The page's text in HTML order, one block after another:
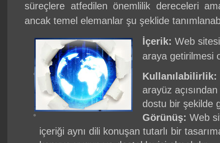
süreçlere atfedilen önemlilik dereceleri
ancak temel elemanlar şu şeklide
İçerik: Web
araya getirilmesi
Kullanılabilirlik:
arayüz
dostu bir şekilde
Görünüş: Web
içeriği aynı dili konuşan tutarlı bir